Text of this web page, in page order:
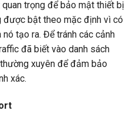
trọng để bảo mật thiết bị
được bật theo mặc định vì có
tạo ra. Để tránh các cảnh
đã biết vào danh sách
xuyên để đảm bảo
xác.